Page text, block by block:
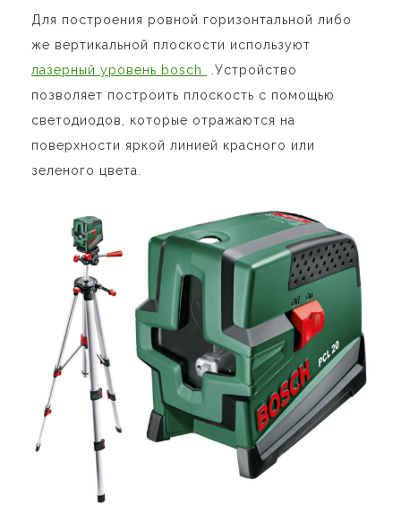
Для построения ровной горизонтальной либо
же вертикальной плоскости используют
лазерный уровень bosch
.Устройство
позволяет построить плоскость с помощью
светодиодов, которые отражаются на
поверхности яркой линией красного или
зеленого цвета.